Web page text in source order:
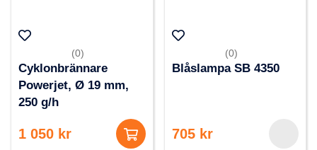
(0)
Cyklonbrännare
Powerjet, Ø 19 mm,
250 g/h
1 050 kr
(0)
Blåslampa SB 4350
705 kr